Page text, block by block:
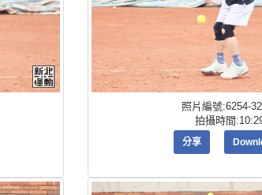
照片編號:6254-
拍攝時間
分享